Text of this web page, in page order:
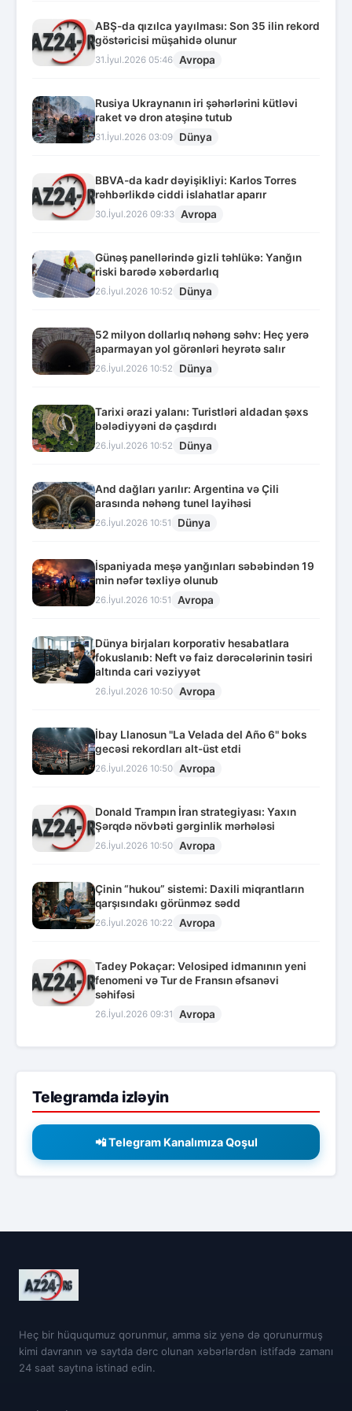
ABŞ-da qızılca yayılması: Son 35 ilin rekord
göstəricisi müşahidə olunur
31.İyul.2026 05:46 Avropa
Rusiya Ukraynanın iri şəhərlərini kütləvi
raket və dron atəşinə tutub
31.İyul.2026 03:09 Dünya
BBVA-da kadr dəyişikliyi: Karlos Torres
rəhbərlikdə ciddi islahatlar aparır
30.İyul.2026 09:33 Avropa
Günəş panellərində gizli təhlükə: Yanğın
riski barədə xəbərdarlıq
26.İyul.2026 10:52 Dünya
52 milyon dollarlıq nəhəng səhv: Heç yerə
aparmayan yol görənləri heyrətə salır
26.İyul.2026 10:52 Dünya
Tarixi ərazi yalanı: Turistləri aldadan şəxs
bələdiyyəni də çaşdırdı
26.İyul.2026 10:52 Dünya
And dağları yarılır: Argentina və Çili
arasında nəhəng tunel layihəsi
26.İyul.2026 10:51 Dünya
İspaniyada meşə yanğınları səbəbindən 19
min nəfər təxliyə olunub
26.İyul.2026 10:51 Avropa
Dünya birjaları korporativ hesabatlara
fokuslanıb: Neft və faiz dərəcələrinin təsiri
altında cari vəziyyət
26.İyul.2026 10:50 Avropa
İbay Llanosun "La Velada del Año 6" boks
gecəsi rekordları alt-üst etdi
26.İyul.2026 10:50 Avropa
Donald Trampın İran strategiyası: Yaxın
Şərqdə növbəti gərginlik mərhələsi
26.İyul.2026 10:50 Avropa
Çinin “hukou” sistemi: Daxili miqrantların
qarşısındakı görünməz sədd
26.İyul.2026 10:22 Avropa
Tadey Pokaçar: Velosiped idmanının yeni
fenomeni və Tur de Fransın əfsanəvi
səhifəsi
26.İyul.2026 09:31 Avropa
Telegramda izləyin
📲 Telegram Kanalımıza Qoşul
Heç bir hüququmuz qorunmur, amma siz yenə də qorunurmuş
kimi davranın və saytda dərc olunan xəbərlərdən istifadə zamanı
24 saat saytına istinad edin.